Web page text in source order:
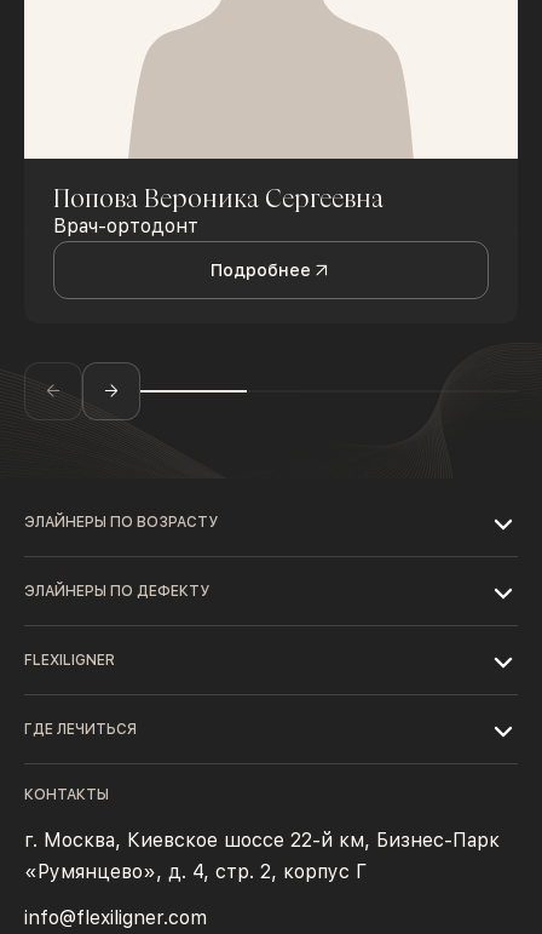
Попова Вероника Сергеевна
Врач-ортодонт
Подробнее
ЭЛАЙНЕРЫ ПО ВОЗРАСТУ
ЭЛАЙНЕРЫ ПО ДЕФЕКТУ
FLEXILIGNER
ГДЕ ЛЕЧИТЬСЯ
КОНТАКТЫ
г. Москва, Киевское шоссе 22-й км, Бизнес-Парк
«Румянцево», д. 4, стр. 2, корпус Г
info@flexiligner.com